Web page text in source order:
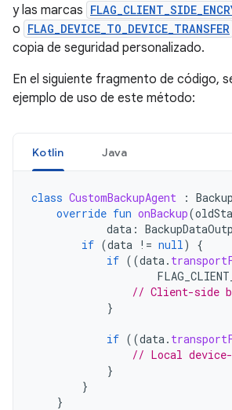
y las marcas
o FLAG_DEVICE_TO_DEVICE_TRANSFER
copia de seguridad personalizado.
En el siguiente fragmento de código,
ejemplo de uso de este método:
Kotlin Java
class CustomBackupAgent :
override fun onBackup(
data :
if (data != null)
{
if ((data.
// Client-side
}
if ((data.
// Local
}
}
}